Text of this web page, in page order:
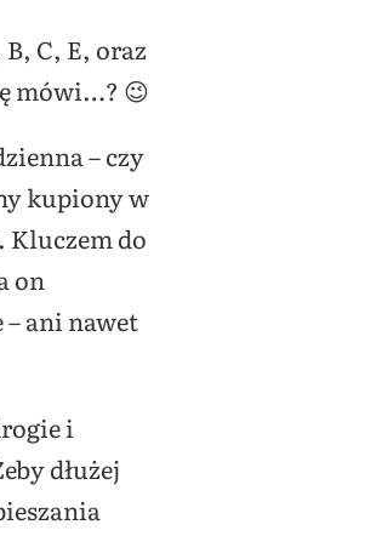
C, E, oraz
mówi…? 😉
– czy
kupiony w
Kluczem do
on
ani nawet
i
dłużej